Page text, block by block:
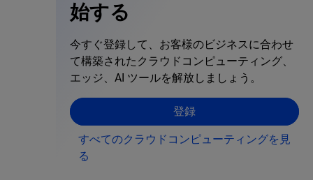
始する
今すぐ登録して、お客様のビジネスに合わせ
て構築されたクラウドコンピューティング、
エッジ、AI ツールを解放しましょう。
登録
すべてのクラウドコンピューティングを見
る